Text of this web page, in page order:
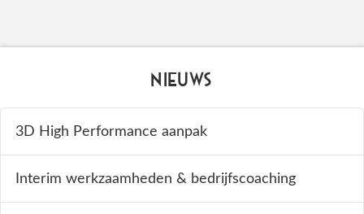
Nieuws
3D High Performance aanpak
Interim werkzaamheden & bedrijfscoaching